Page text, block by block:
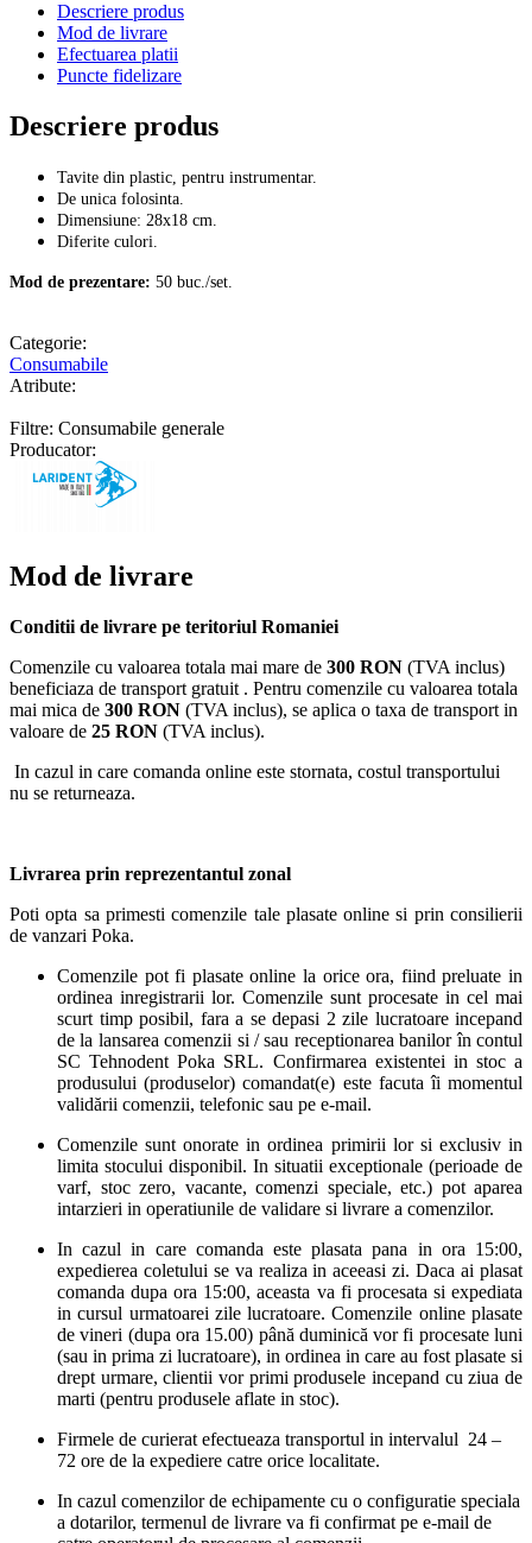
Descriere produs
Mod de livrare
Efectuarea platii
Puncte fidelizare
Descriere produs
Tavite din plastic, pentru instrumentar.
De unica folosinta.
Dimensiune: 28x18 cm.
Diferite culori.
Mod de prezentare: 50 buc./set.
Categorie:
Consumabile
Atribute:
Filtre: Consumabile generale
Producator:
Mod de livrare
Conditii de livrare pe teritoriul Romaniei
Comenzile cu valoarea totala mai mare de 300 RON (TVA inclus)
beneficiaza de transport gratuit . Pentru comenzile cu valoarea totala
mai mica de 300 RON (TVA inclus), se aplica o taxa de transport in
valoare de 25 RON (TVA inclus).
In cazul in care comanda online este stornata, costul transportului
nu se returneaza.
Livrarea prin reprezentantul zonal
Poti opta sa primesti comenzile tale plasate online si prin consilierii
de vanzari Poka.
Comenzile pot fi plasate online la orice ora, fiind preluate in
ordinea inregistrarii lor. Comenzile sunt procesate in cel mai
scurt timp posibil, fara a se depasi 2 zile lucratoare incepand
de la lansarea comenzii si / sau receptionarea banilor în contul
SC Tehnodent Poka SRL. Confirmarea existentei in stoc a
produsului (produselor) comandat(e) este facuta îi momentul
validării comenzii, telefonic sau pe e-mail.
Comenzile sunt onorate in ordinea primirii lor si exclusiv in
limita stocului disponibil. In situatii exceptionale (perioade de
varf, stoc zero, vacante, comenzi speciale, etc.) pot aparea
intarzieri in operatiunile de validare si livrare a comenzilor.
In cazul in care comanda este plasata pana in ora 15:00,
expedierea coletului se va realiza in aceeasi zi. Daca ai plasat
comanda dupa ora 15:00, aceasta va fi procesata si expediata
in cursul urmatoarei zile lucratoare. Comenzile online plasate
de vineri (dupa ora 15.00) până duminică vor fi procesate luni
(sau in prima zi lucratoare), in ordinea in care au fost plasate si
drept urmare, clientii vor primi produsele incepand cu ziua de
marti (pentru produsele aflate in stoc).
Firmele de curierat efectueaza transportul in intervalul 24 –
72 ore de la expediere catre orice localitate.
In cazul comenzilor de echipamente cu o configuratie speciala
a dotarilor, termenul de livrare va fi confirmat pe e-mail de